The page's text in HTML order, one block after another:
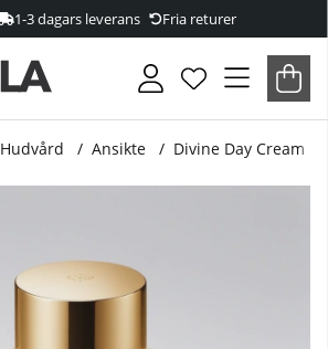
1-3 dagars leverans Fria returer
.
Hudvård Ansikte Divine Day Cream